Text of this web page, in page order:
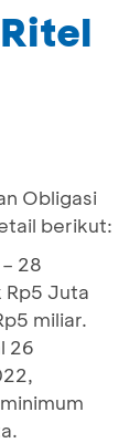
Obligasi
berikut:
28
Juta
miliar.
26